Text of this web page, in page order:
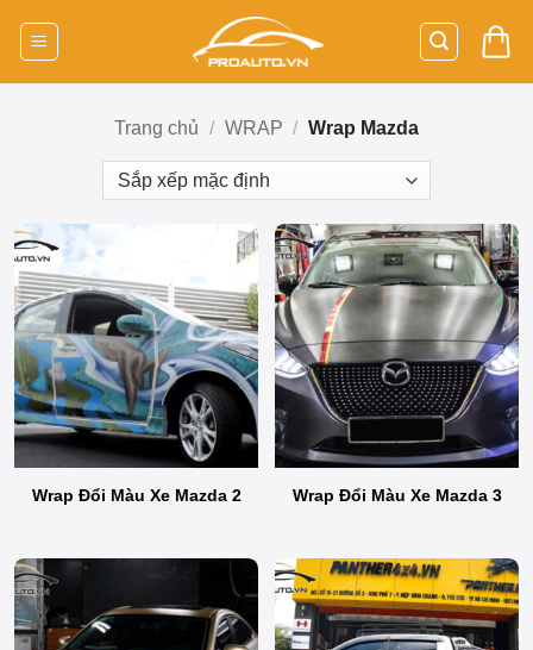
Trang chủ / WRAP / Wrap Mazda
Wrap Đổi Màu Xe Mazda 2 Wrap Đổi Màu Xe Mazda 3